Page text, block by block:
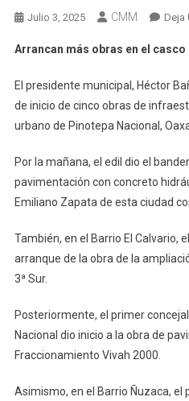
Julio 3, 2025 CMM Deja
Arrancan más obras en el
El presidente municipal, Héctor
de inicio de cinco obras de
urbano de Pinotepa Nacional,
Por la mañana, el edil dio el
pavimentación con concreto
Emiliano Zapata de esta ciudad
También, en el Barrio El Calvario,
arranque de la obra de la
3ª Sur.
Posteriormente, el primer
Nacional dio inicio a la obra de
Fraccionamiento Vivah 2000.
Asimismo, en el Barrio Ñuzaca, el